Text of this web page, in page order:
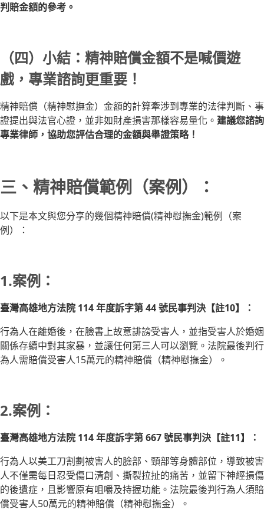
判賠金額的參考。
（四）小結：精神賠償金額不是喊價遊
戲，專業諮詢更重要！
精神賠償（精神慰撫金）金額的計算牽涉到專業的法律判斷、事
證提出與法官心證，並非如財產損害那樣容易量化。 建議您諮詢
專業律師，協助您評估合理的金額與舉證策略！
三、精神賠償範例（案例）：
以下是本文與您分享的幾個精神賠償(精神慰撫金)範例（案
例）：
1.案例：
臺灣高雄地方法院 114 年度訴字第 44 號民事判決【註10】：
行為人在離婚後，在臉書上故意誹謗受害人，並指受害人於婚姻
關係存續中對其家暴，並讓任何第三人可以瀏覽。法院最後判行
為人需賠償受害人15萬元的精神賠償（精神慰撫金）。
2.案例：
臺灣高雄地方法院 114 年度訴字第 667 號民事判決【註11】：
行為人以美工刀割劃被害人的臉部、頸部等身體部位，導致被害
人不僅需每日忍受傷口清創、撕裂拉扯的痛苦，並留下神經損傷
的後遺症，且影響原有咀嚼及持握功能。法院最後判行為人須賠
償受害人50萬元的精神賠償（精神慰撫金）。